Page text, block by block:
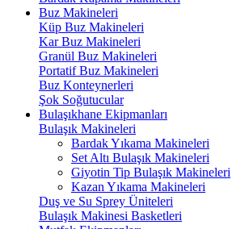
Buz Makineleri
Küp Buz Makineleri
Kar Buz Makineleri
Granül Buz Makineleri
Portatif Buz Makineleri
Buz Konteynerleri
Şok Soğutucular
Bulaşıkhane Ekipmanları
Bulaşık Makineleri
Bardak Yıkama Makineleri
Set Altı Bulaşık Makineleri
Giyotin Tip Bulaşık Makineleri
Kazan Yıkama Makineleri
Duş ve Su Sprey Üniteleri
Bulaşık Makinesi Basketleri